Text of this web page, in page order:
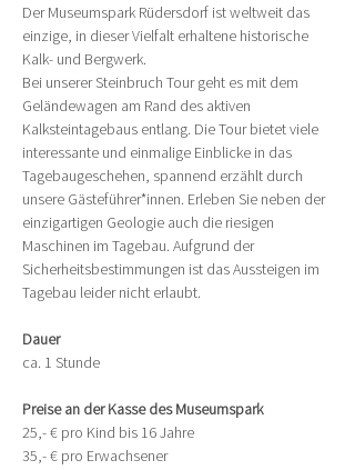
Der Museumspark Rüdersdorf ist weltweit das
einzige, in dieser Vielfalt erhaltene historische
Kalk- und Bergwerk.
Bei unserer Steinbruch Tour geht es mit dem
Geländewagen am Rand des aktiven
Kalksteintagebaus entlang. Die Tour bietet viele
interessante und einmalige Einblicke in das
Tagebaugeschehen, spannend erzählt durch
unsere Gästeführer*innen. Erleben Sie neben der
einzigartigen Geologie auch die riesigen
Maschinen im Tagebau. Aufgrund der
Sicherheitsbestimmungen ist das Aussteigen im
Tagebau leider nicht erlaubt.
Dauer
ca. 1 Stunde
Preise an der Kasse des Museumspark
25,- € pro Kind bis 16 Jahre
35,- € pro Erwachsener